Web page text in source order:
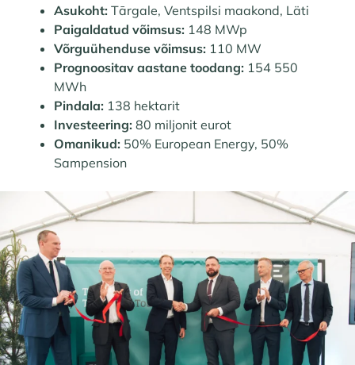
Asukoht: Tārgale, Ventspilsi maakond, Läti
Paigaldatud võimsus: 148 MWp
Võrguühenduse võimsus: 110 MW
Prognoositav aastane toodang: 154 550
MWh
Pindala: 138 hektarit
Investeering: 80 miljonit eurot
Omanikud: 50% European Energy, 50%
Sampension